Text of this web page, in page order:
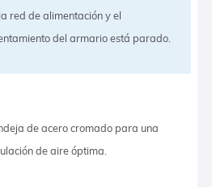
red de alimentación y el
del armario está parado.
de acero cromado para una
de aire óptima.